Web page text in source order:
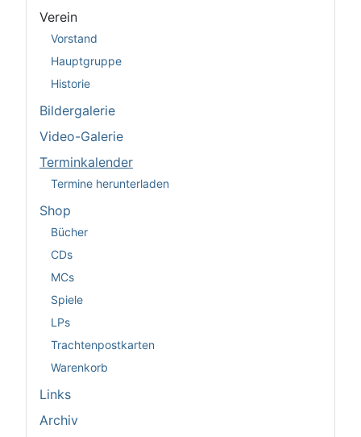
Verein
Vorstand
Hauptgruppe
Historie
Bildergalerie
Video-Galerie
Terminkalender
Termine herunterladen
Shop
Bücher
CDs
MCs
Spiele
LPs
Trachtenpostkarten
Warenkorb
Links
Archiv